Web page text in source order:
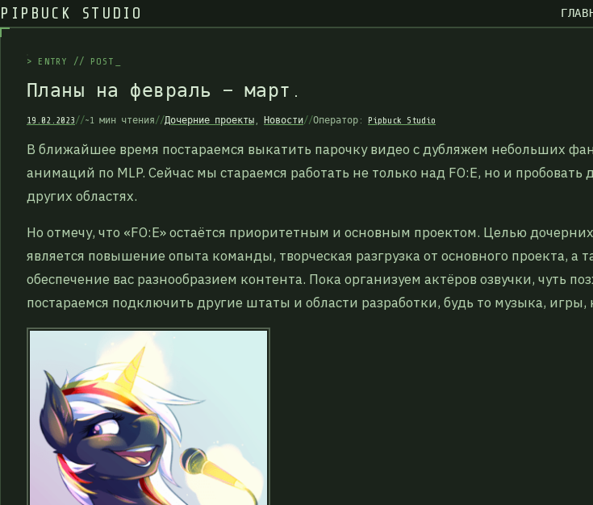
PIPBUCK STUDIO
> E NTRY // P O S T
Планы на февраль — март .
19.02.2023//~1 мин чтения//Дочерние проекты , Новости//Оператор: Pipbuck Studio
В ближайшее время постараемся выкатить парочку видео с дубляжем небольших
анимаций по MLP. Сейчас мы стараемся работать не только над FO:E, но и пробовать
других областях.
Но отмечу, что «FO:E» остаётся приоритетным и основным проектом. Целью
является повышение опыта команды, творческая разгрузка от основного проекта, а
обеспечение вас разнообразием контента. Пока организуем актёров озвучки, чуть
постараемся подключить другие штаты и области разработки, будь то музыка, игры,